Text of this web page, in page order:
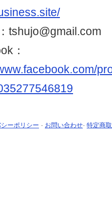
tshujo@gmail.com
：
ーポリシー - お問い合わせ- 特定商